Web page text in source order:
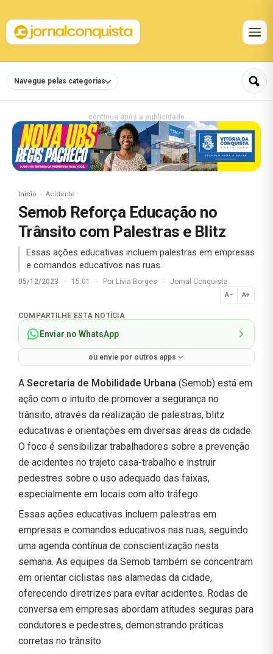
Navegue pelas categorias
continua após a publicidade
Início Acidente
Semob Reforça Educação no
Trânsito com Palestras e Blitz
Essas ações educativas incluem palestras em empresas
e comandos educativos nas ruas.
05/12/2023 · 15:01 · Por Lívia Borges · Jornal Conquista
A− A+
Normal
COMPARTILHE ESTA NOTÍCIA
Enviar no WhatsApp
ou envie por outros apps
A Secretaria de Mobilidade Urbana (Semob) está em
ação com o intuito de promover a segurança no
trânsito, através da realização de palestras, blitz
educativas e orientações em diversas áreas da cidade.
O foco é sensibilizar trabalhadores sobre a prevenção
de acidentes no trajeto casa-trabalho e instruir
pedestres sobre o uso adequado das faixas,
especialmente em locais com alto tráfego.
Essas ações educativas incluem palestras em
empresas e comandos educativos nas ruas, seguindo
uma agenda contínua de conscientização nesta
semana. As equipes da Semob também se concentram
em orientar ciclistas nas alamedas da cidade,
oferecendo diretrizes para evitar acidentes. Rodas de
conversa em empresas abordam atitudes seguras para
condutores e pedestres, demonstrando práticas
corretas no trânsito.